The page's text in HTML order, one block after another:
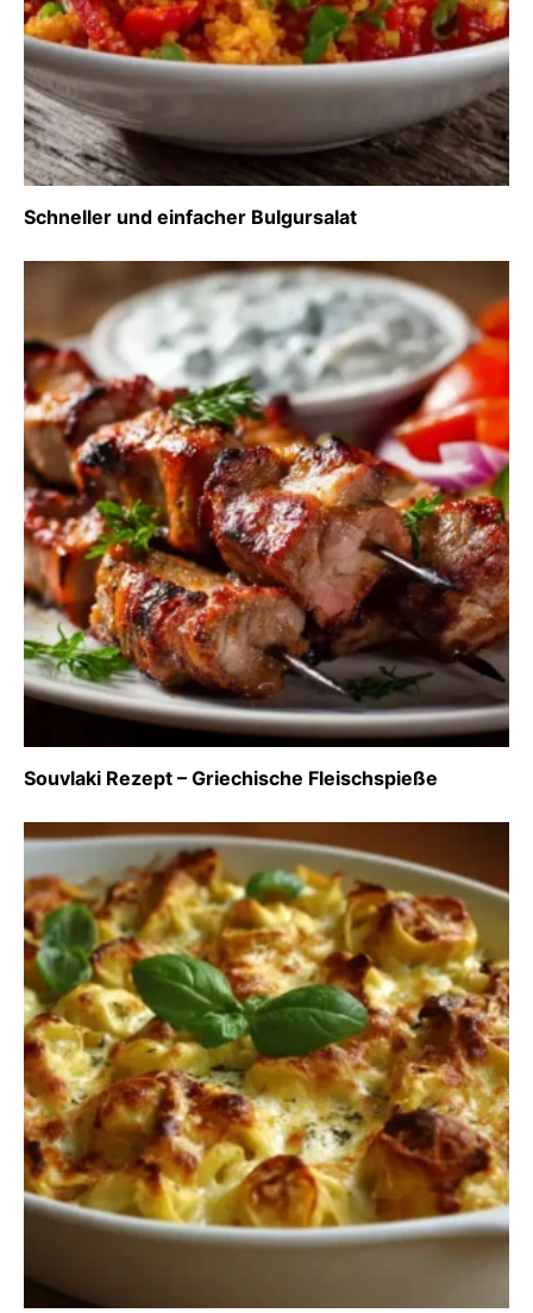
Schneller und einfacher Bulgursalat
Souvlaki Rezept – Griechische Fleischspieße